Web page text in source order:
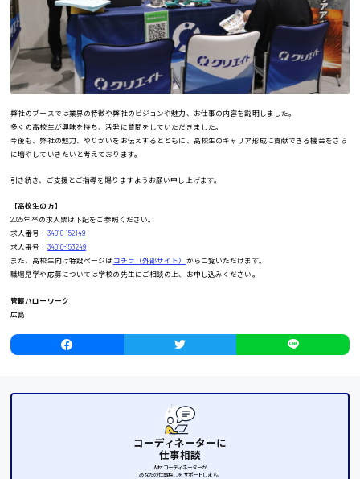
DTPオペレーター
CADオペレーター
WEBデザイナー
校正・編集
システムエンジニア
プログラマー
販売・サービス・フード系
レジ
接客
洗い場
営業
ラウンダー営業
配送・ドライバー
呉市
東広島市
山県郡
安芸太田町
安芸郡
日給8000円～
日給10000円以上
日給制すべて
弊社のブースでは業界の特徴や弊社のビジョンや魅力、お仕事の内容を説明しました。
多くの高校生が興味を持ち、活発に質問をしていただきました。
今後も、弊社の魅力、やりがいをお伝えするとともに、高校生のキャリア形成に貢献できる機会をさら
に増やしていきたいと考えております。
引き続き、ご支援とご指導を賜りますようお願い申し上げます。
【高校生の方】
2025年卒の求人票は下記をご参照ください。
求人番号： 34010-152149
求人番号： 34010-153249
また、高校生向け特設ページはコチラ（外部サイト） からご覧いただけます。
職場見学や応募については学校の先生にご相談の上、お申し込みください。
管轄ハローワーク
広島
コーディネーターに
仕事相談
人材コーディネーターが
あなたの仕事探しをサポートします。